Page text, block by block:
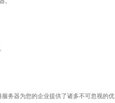
务器为您的企业提供了诸多不可忽视的优